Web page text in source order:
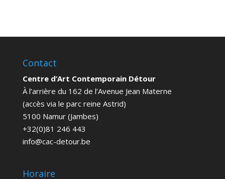
Contact
Centre d’Art Contemporain Détour
À l’arrière du 162 de l’Avenue Jean Materne
(accès via le parc reine Astrid)
5100 Namur (Jambes)
+32(0)81 246 443
info@cac-detour.be
Horaire